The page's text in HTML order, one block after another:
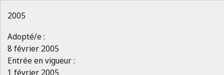
2005
Adopté/e :
8 février 2005
Entrée en vigueur :
1 février 2005